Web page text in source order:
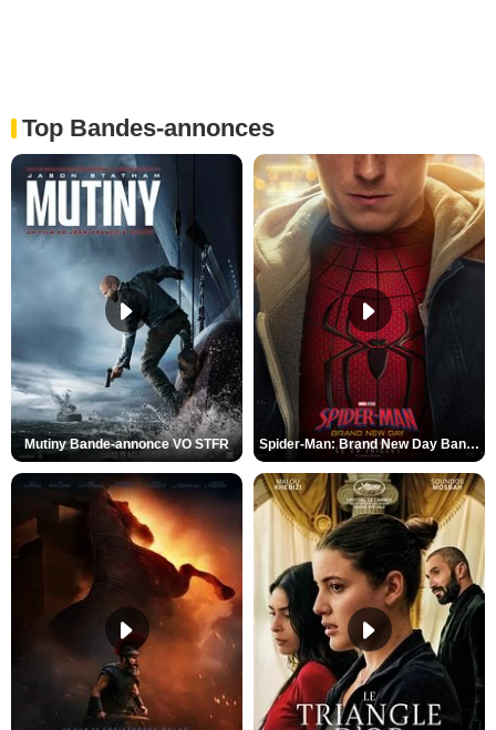
Top Bandes-annonces
Mutiny Bande-annonce VO STFR Spider-Man: Brand New Day Bande-annonce VO STFR